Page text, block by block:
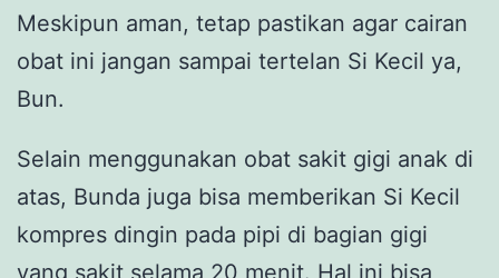
Meskipun aman, tetap pastikan agar cairan
obat ini jangan sampai tertelan Si Kecil ya,
Bun.
Selain menggunakan obat sakit gigi anak di
atas, Bunda juga bisa memberikan Si Kecil
kompres dingin pada pipi di bagian gigi
yang sakit selama 20 menit. Hal ini bisa